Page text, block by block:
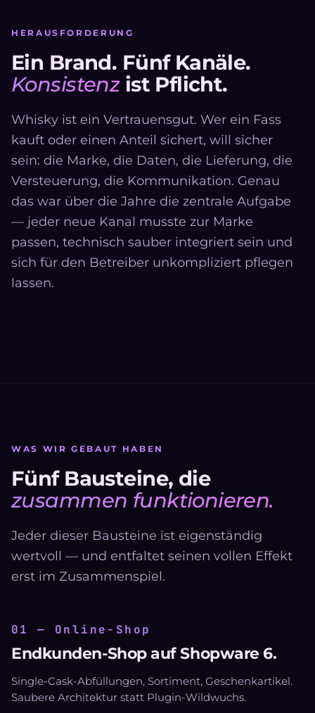
HERAUSFORDERUNG
Ein Brand. Fünf Kanäle.
Konsistenz ist Pflicht.
Whisky ist ein Vertrauensgut. Wer ein Fass
kauft oder einen Anteil sichert, will sicher
sein: die Marke, die Daten, die Lieferung, die
Versteuerung, die Kommunikation. Genau
das war über die Jahre die zentrale Aufgabe
— jeder neue Kanal musste zur Marke
passen, technisch sauber integriert sein und
sich für den Betreiber unkompliziert pflegen
lassen.
WAS WIR GEBAUT HABEN
Fünf Bausteine, die
zusammen funktionieren.
Jeder dieser Bausteine ist eigenständig
wertvoll — und entfaltet seinen vollen Effekt
erst im Zusammenspiel.
01 — Online-Shop
Endkunden-Shop auf Shopware 6.
Single-Cask-Abfüllungen, Sortiment, Geschenkartikel.
Saubere Architektur statt Plugin-Wildwuchs.